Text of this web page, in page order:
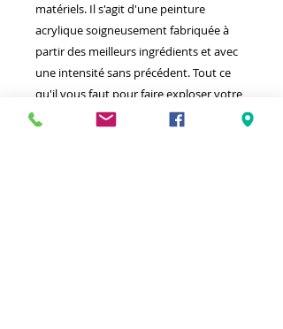
matériels. Il s'agit d'une peinture
acrylique soigneusement fabriquée à
partir des meilleurs ingrédients et avec
une intensité sans précédent. Tout ce
qu'il vous faut pour faire exploser votre
talent artistique.